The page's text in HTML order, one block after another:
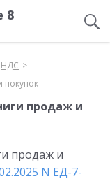
8
НДС
покупок
продаж и
продаж и
N ЕД-7-